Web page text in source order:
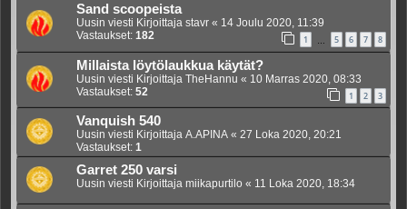
Sand scoopeista
Uusin viesti Kirjoittaja stavr « 14 Joulu 2020, 11:39
Vastaukset: 182 1 5 6 7 8
Millaista löytölaukkua käytät?
Uusin viesti Kirjoittaja TheHannu « 10 Marras 2020, 08:33
Vastaukset: 52 1 2 3
Vanquish 540
Uusin viesti Kirjoittaja A.APINA « 27 Loka 2020, 20:21
Vastaukset: 1
Garret 250 varsi
Uusin viesti Kirjoittaja miikapurtilo « 11 Loka 2020, 18:34